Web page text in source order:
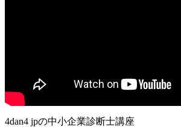
4dan4 jpの中小企業診断士講座